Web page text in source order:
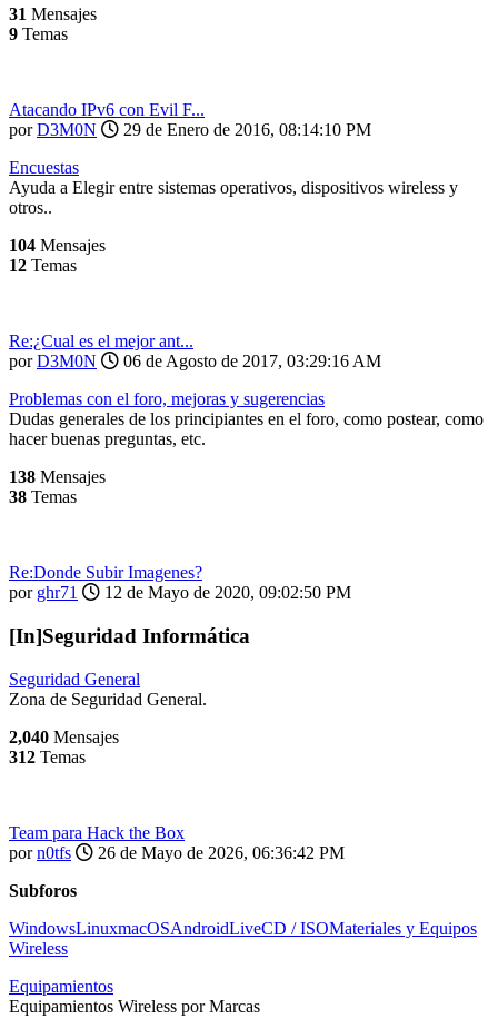
31 Mensajes
9 Temas
Atacando IPv6 con Evil F...
porD3M0N
29 de Enero de 2016, 08:14:10 PM
Encuestas
Ayuda a Elegir entre sistemas operativos, dispositivos wireless y
otros..
104 Mensajes
12 Temas
Re:¿Cual es el mejor ant...
porD3M0N
06 de Agosto de 2017, 03:29:16 AM
Problemas con el foro, mejoras y sugerencias
Dudas generales de los principiantes en el foro, como postear, como
hacer buenas preguntas, etc.
138 Mensajes
38 Temas
Re:Donde Subir Imagenes?
por ghr71 12 de Mayo de 2020, 09:02:50 PM
[In]Seguridad Informática
Seguridad General
Zona de Seguridad General.
2,040 Mensajes
312 Temas
Team para Hack the Box
porn0tfs
26 de Mayo de 2026, 06:36:42 PM
Subforos
WindowsLinuxmacOSAndroidLiveCD / ISOMateriales y Equipos
Wireless
Equipamientos
Equipamientos Wireless por Marcas